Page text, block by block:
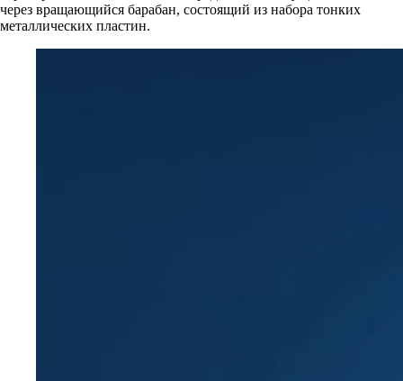
через вращающийся барабан, состоящий из набора тонких
металлических пластин.